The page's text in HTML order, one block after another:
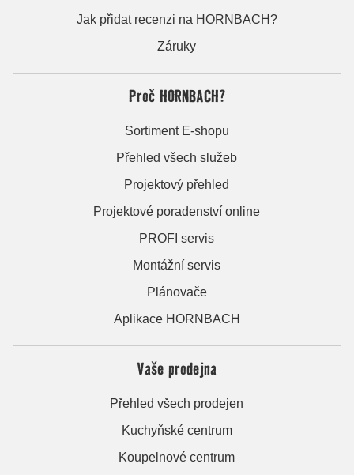
Jak přidat recenzi na HORNBACH?
Záruky
Proč HORNBACH?
Sortiment E-shopu
Přehled všech služeb
Projektový přehled
Projektové poradenství online
PROFI servis
Montážní servis
Plánovače
Aplikace HORNBACH
Vaše prodejna
Přehled všech prodejen
Kuchyňské centrum
Koupelnové centrum